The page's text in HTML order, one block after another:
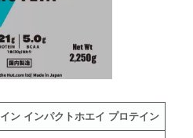
ン インパクトホエイ プロテイン